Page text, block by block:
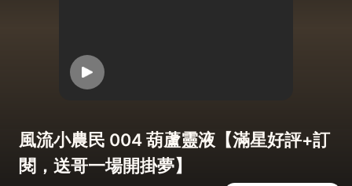
風流小農民 004 葫蘆靈液【滿星好評+訂
閱，送哥一場開掛夢】